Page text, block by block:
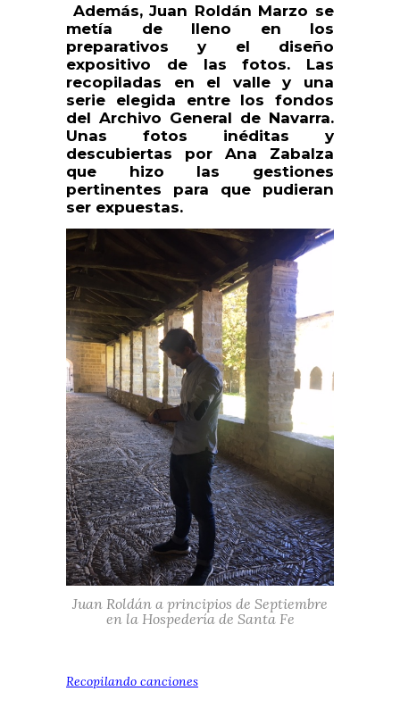
Además, Juan Roldán Marzo se
metía de lleno en los
preparativos y el diseño
expositivo de las fotos. Las
recopiladas en el valle y una
serie elegida entre los fondos
del Archivo General de Navarra.
Unas fotos inéditas y
descubiertas por Ana Zabalza
que hizo las gestiones
pertinentes para que pudieran
ser expuestas.
Juan Roldán a principios de Septiembre
en la Hospedería de Santa Fe
Recopilando canciones